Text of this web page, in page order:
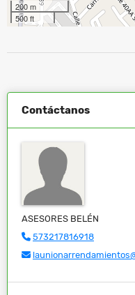
200 m
500 ft
Contáctanos
ASESORES BELÉN
573217816918